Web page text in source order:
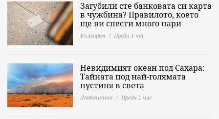
Загубили сте банковата си карта
в чужбина? Правилото, което
ще ви спести много пари
България Преди 1 час
Невидимият океан под Сахара:
Тайната под най-голямата
пустиня в света
Любопитно Преди 1 час